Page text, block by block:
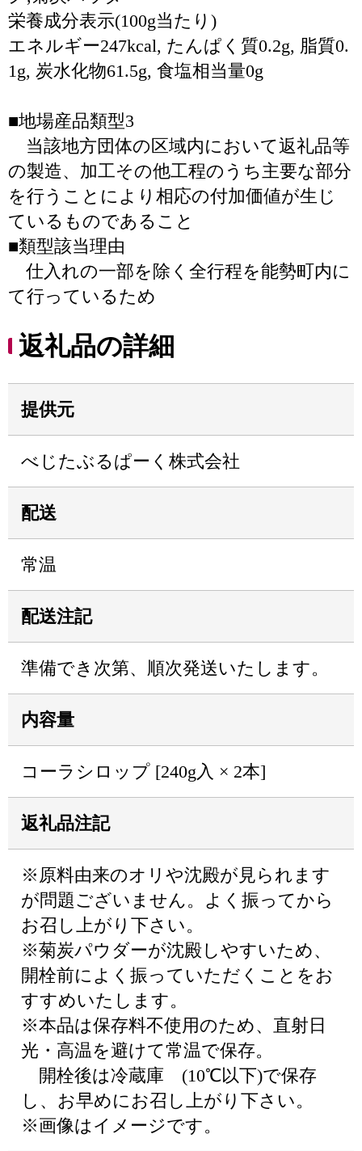
栄養成分表示(100g当たり)
エネルギー247kcal, たんぱく質0.2g, 脂質0.
1g, 炭水化物61.5g, 食塩相当量0g
■地場産品類型3
当該地方団体の区域内において返礼品等
の製造、加工その他工程のうち主要な部分
を行うことにより相応の付加価値が生じ
ているものであること
■類型該当理由
仕入れの一部を除く全行程を能勢町内に
て行っているため
返礼品の詳細
提供元
べじたぶるぱーく株式会社
配送
常温
配送注記
準備でき次第、順次発送いたします。
内容量
コーラシロップ [240g入 × 2本]
返礼品注記
※原料由来のオリや沈殿が見られます
が問題ございません。よく振ってから
お召し上がり下さい。
※菊炭パウダーが沈殿しやすいため、
開栓前によく振っていただくことをお
すすめいたします。
※本品は保存料不使用のため、直射日
光・高温を避けて常温で保存。
開栓後は冷蔵庫 (10℃以下)で保存
し、お早めにお召し上がり下さい。
※画像はイメージです。